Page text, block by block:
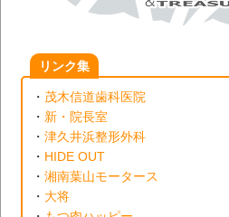
リンク集
・ 茂木信道歯科医院
・ 新・院長室
・津久井浜整形外科
・ HIDE OUT
・湘南葉山モータース
・ 大将